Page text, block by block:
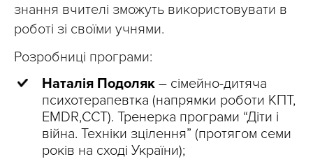
знання вчителі зможуть використовувати в
роботі зі своїми учнями.
Розробниці програми:
Наталія Подоляк – сімейно-дитяча
психотерапевтка (напрямки роботи КПТ,
EMDR,ССТ). Тренерка програми “Діти і
війна. Техніки зцілення” (протягом семи
років на сході України);